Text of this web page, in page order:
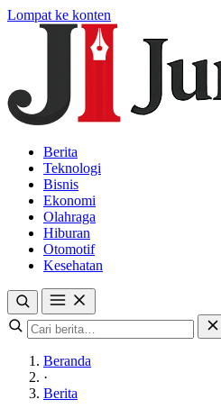
Lompat ke konten
Berita
Teknologi
Bisnis
Ekonomi
Olahraga
Hiburan
Otomotif
Kesehatan
Beranda
·
Berita